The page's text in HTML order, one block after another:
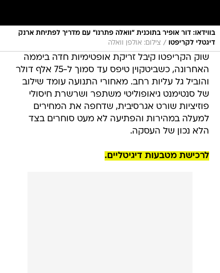
בווידאו: דור אופיר בתוכנית "וואלה פתרנו" עם מדריך לפתיחת ארנק
דיגטלי לקריפטו
/ צילום: אולפן וואלה
שוק הקריפטו קיבל זריקת אופטימיות חדה ביממה
האחרונה, כשביטקוין טיפס עד סמוך ל-75 אלף דולר
והוביל גל עליות רחב. מאחורי התנועה עומד שילוב
של סנטימנט גיאופוליטי משתפר ושרשרת חיסולי
פוזיציות שורט אגרסיבית, שדחפה את המחירים
למעלה במהירות והפתיעה לא מעט סוחרים בצד
הלא נכון של העסקה.
לרכישת מטבעות דיגיטליים.